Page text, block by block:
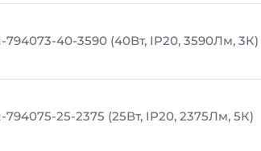
794073-40-3590 (40Вт, IP20, 3590Лм, 3К)
794075-25-2375 (25Вт, IP20, 2375Лм, 5К)